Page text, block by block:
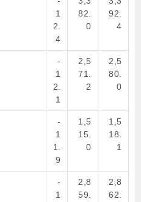
1
2.
4
82.
0
92.
4
-
1
2.
1
2,5
71.
2
2,5
80.
0
-
1
1.
9
1,5
15.
0
1,5
18.
1
-
1
2,8
59.
2,8
62.